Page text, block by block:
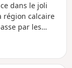
dans le joli
région calcaire
par les